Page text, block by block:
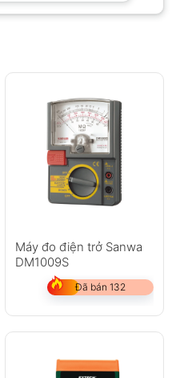
Máy đo điện trở Sanwa
DM1009S
Đã bán 132